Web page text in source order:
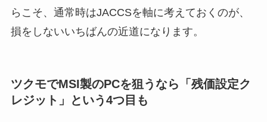
らこそ、通常時はJACCSを軸に考えておくのが、
損をしないいちばんの近道になります。
ツクモでMSI製のPCを狙うなら「残価設定ク
レジット」という4つ目も